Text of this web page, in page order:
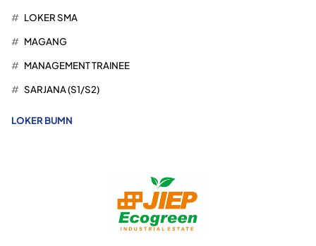
LOKER SMA
MAGANG
MANAGEMENT TRAINEE
SARJANA (S1/S2)
LOKER BUMN